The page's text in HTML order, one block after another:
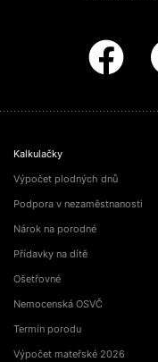
Kalkulačky
Výpočet plodných dnů
Podpora v nezaměstnanosti
Nárok na porodné
Přídavky na dítě
Ošetřovné
Nemocenská OSVČ
Termín porodu
Výpočet mateřské 2026